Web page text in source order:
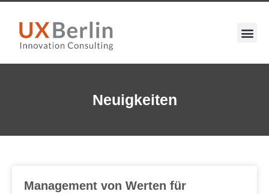
Neuigkeiten
Management von Werten für